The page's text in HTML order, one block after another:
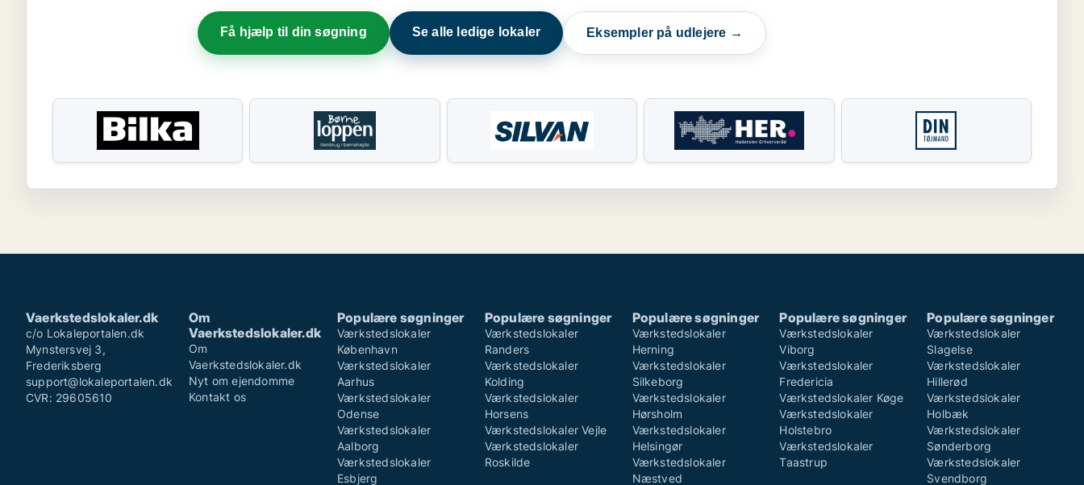
Få hjælp til din søgning Se alle ledige lokaler Eksempler på udlejere →
Vaerkstedslokaler.dk
c/o Lokaleportalen.dk
Mynstersvej 3,
Frederiksberg
support@lokaleportalen.dk
CVR: 29605610
Om
Vaerkstedslokaler.dk
Om
Vaerkstedslokaler.dk
Nyt om ejendomme
Kontakt os
Populære søgninger
Værkstedslokaler
København
Værkstedslokaler
Aarhus
Værkstedslokaler
Odense
Værkstedslokaler
Aalborg
Værkstedslokaler
Esbjerg
Populære søgninger
Værkstedslokaler
Randers
Værkstedslokaler
Kolding
Værkstedslokaler
Horsens
Værkstedslokaler Vejle
Værkstedslokaler
Roskilde
Populære søgninger
Værkstedslokaler
Herning
Værkstedslokaler
Silkeborg
Værkstedslokaler
Hørsholm
Værkstedslokaler
Helsingør
Værkstedslokaler
Næstved
Populære søgninger
Værkstedslokaler
Viborg
Værkstedslokaler
Fredericia
Værkstedslokaler Køge
Værkstedslokaler
Holstebro
Værkstedslokaler
Taastrup
Populære søgninger
Værkstedslokaler
Slagelse
Værkstedslokaler
Hillerød
Værkstedslokaler
Holbæk
Værkstedslokaler
Sønderborg
Værkstedslokaler
Svendborg